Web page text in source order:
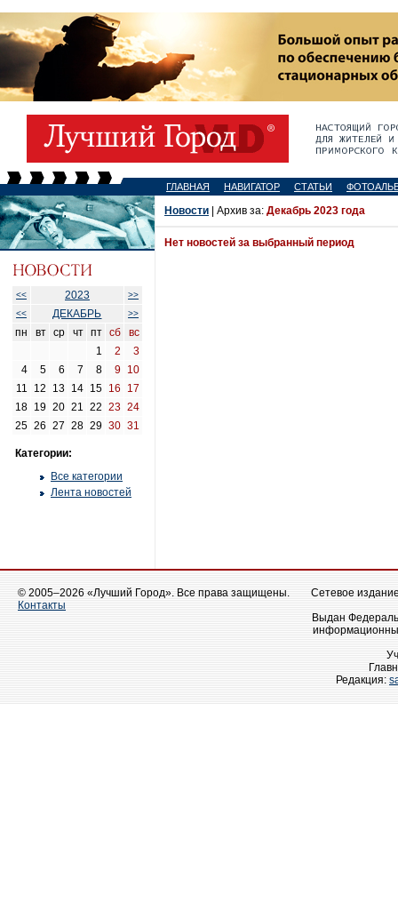
ГЛАВНАЯ НАВИГАТОР СТАТЬИ
<< 2023
>>
<<
ДЕКАБРЬ >>
пн вт ср чт пт сб
вс
1
2
3
4
5 6 7 8 9 10
11
12 13 14 15 16
17
18 19 20 21 22 23 24
25 26 27 28 29 30 31
Категории:
Все категории
Лента новостей
Новости | Архив за: Декабрь 2023 года
Нет новостей за выбранный период
© 2005–2026 «Лучший Город». Все права защищены.
Контакты
Сетевое
Выдан
Редакция: